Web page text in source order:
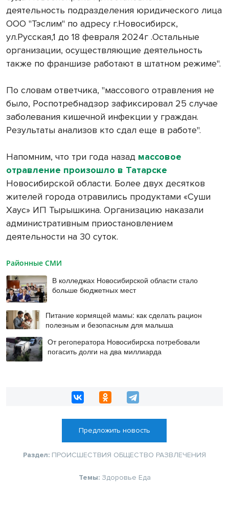
деятельность подразделения юридического лица
ООО "Тэслим" по адресу г.Новосибирск,
ул.Русская,1 до 18 февраля 2024г .Остальные
организации, осуществляющие деятельность
также по франшизе работают в штатном режиме".
По словам ответчика, "массового отравления не
было, Роспотребнадзор зафиксировал 25 случае
заболевания кишечной инфекции у граждан.
Результаты анализов кто сдал еще в работе".
Напомним, что три года назад массовое
отравление произошло в Татарске
Новосибирской области. Более двух десятков
жителей города отравились продуктами «Суши
Хаус» ИП Тырышкина. Организацию наказали
административным приостановлением
деятельности на 30 суток.
Районные СМИ
В колледжах Новосибирской области стало
больше бюджетных мест
Питание кормящей мамы: как сделать рацион
полезным и безопасным для малыша
От регоператора Новосибирска потребовали
погасить долги на два миллиарда
Предложить новость
Раздел: ПРОИСШЕСТВИЯ ОБЩЕСТВО РАЗВЛЕЧЕНИЯ
Темы: Здоровье Еда